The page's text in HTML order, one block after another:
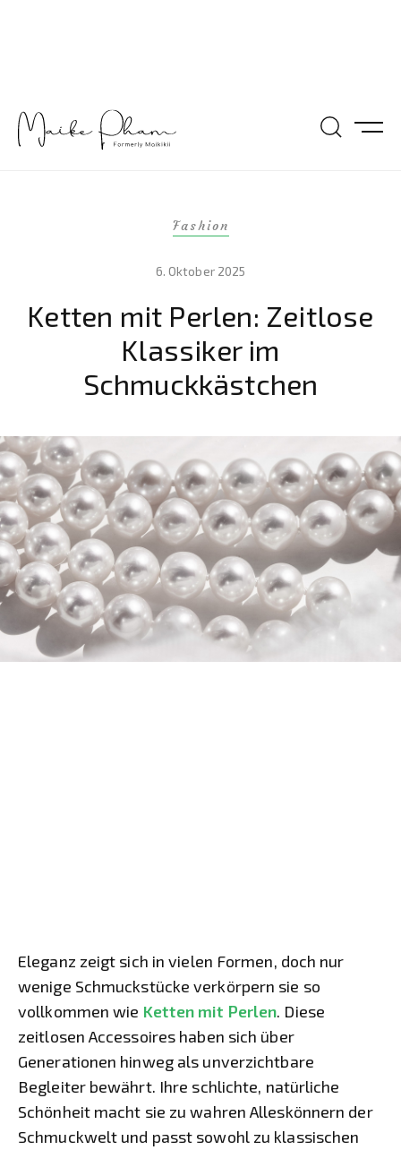
Fashion
6. Oktober 2025
Ketten mit Perlen: Zeitlose
Klassiker im
Schmuckkästchen
Eleganz zeigt sich in vielen Formen, doch nur
wenige Schmuckstücke verkörpern sie so
vollkommen wie Ketten mit Perlen. Diese
zeitlosen Accessoires haben sich über
Generationen hinweg als unverzichtbare
Begleiter bewährt. Ihre schlichte, natürliche
Schönheit macht sie zu wahren Alleskönnern der
Schmuckwelt und passt sowohl zu klassischen